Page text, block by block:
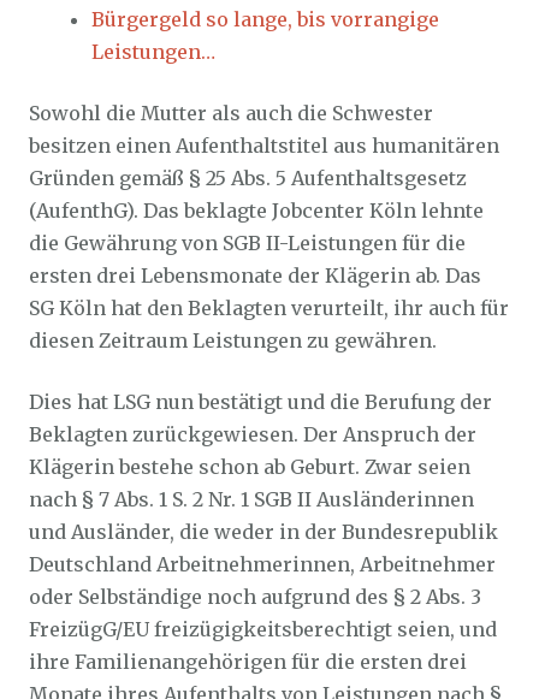
Bürgergeld so lange, bis vorrangige
Leistungen…
Sowohl die Mutter als auch die Schwester
besitzen einen Aufenthaltstitel aus humanitären
Gründen gemäß § 25 Abs. 5 Aufenthaltsgesetz
(AufenthG). Das beklagte Jobcenter Köln lehnte
die Gewährung von SGB II-Leistungen für die
ersten drei Lebensmonate der Klägerin ab. Das
SG Köln hat den Beklagten verurteilt, ihr auch für
diesen Zeitraum Leistungen zu gewähren.
Dies hat LSG nun bestätigt und die Berufung der
Beklagten zurückgewiesen. Der Anspruch der
Klägerin bestehe schon ab Geburt. Zwar seien
nach § 7 Abs. 1 S. 2 Nr. 1 SGB II Ausländerinnen
und Ausländer, die weder in der Bundesrepublik
Deutschland Arbeitnehmerinnen, Arbeitnehmer
oder Selbständige noch aufgrund des § 2 Abs. 3
FreizügG/EU freizügigkeitsberechtigt seien, und
ihre Familienangehörigen für die ersten drei
Monate ihres Aufenthalts von Leistungen nach §